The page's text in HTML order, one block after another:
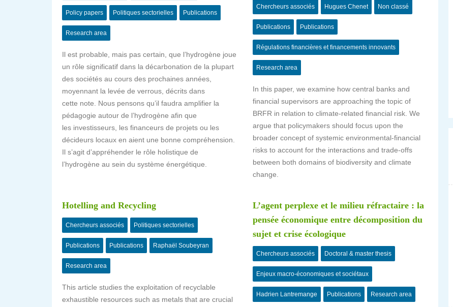
Policy papers Politiques sectorielles Publications
Research area
Il est probable, mais pas certain, que l’hydrogène joue
un rôle significatif dans la décarbonation de la plupart
des sociétés au cours des prochaines années,
moyennant la levée de verrous, décrits dans
cette note. Nous pensons qu’il faudra amplifier la
pédagogie autour de l’hydrogène afin que
les investisseurs, les financeurs de projets ou les
décideurs locaux en aient une bonne compréhension.
Il s’agit d’appréhender le rôle holistique de
l’hydrogène au sein du système énergétique.
Chercheurs associés Hugues Chenet Non classé
Publications Publications
Régulations financières et financements innovants
Research area
In this paper, we examine how central banks and
financial supervisors are approaching the topic of
BRFR in relation to climate-related financial risk. We
argue that policymakers should focus upon the
broader concept of systemic environmental-financial
risks to account for the interactions and trade-offs
between both domains of biodiversity and climate
change.
Hotelling and Recycling
Chercheurs associés Politiques sectorielles
Publications Publications Raphaël Soubeyran
Research area
This article studies the exploitation of recyclable
exhaustible resources such as metals that are crucial
L’agent perplexe et le milieu réfractaire : la
pensée économique entre décomposition du
sujet et crise écologique
Chercheurs associés Doctoral & master thesis
Enjeux macro-économiques et sociétaux
Hadrien Lantremange Publications Research area